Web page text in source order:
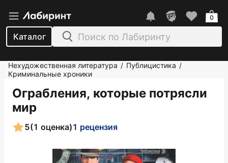
Каталог
0
Нехудожественная литература / Публицистика /
Криминальные хроники
Ограбления, которые потрясли
мир
5(1 оценка)1 рецензия